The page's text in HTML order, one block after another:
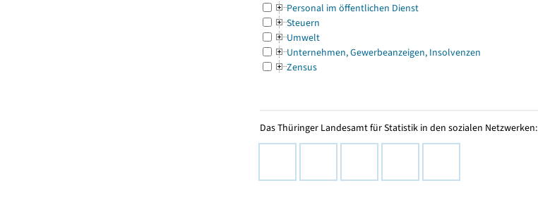
Personal im öffentlichen Dienst
Steuern
Umwelt
Unternehmen, Gewerbeanzeigen, Insolvenzen
Zensus
Das Thüringer Landesamt für Statistik in den sozialen Netzwerken: